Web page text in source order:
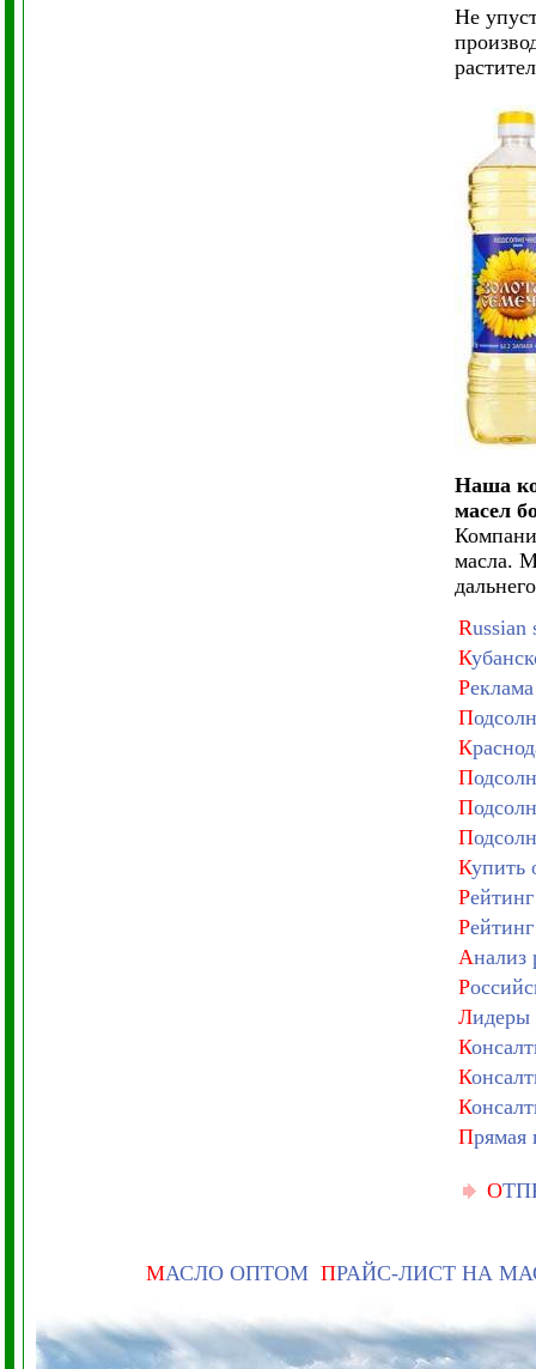
Не
Наша
масел
масла.
R
К
Р
П
К
П
П
П
Купить
Р
Р
Анализ
Р
Лидеры
К
К
К
Прямая
О
МАСЛО ОПТОМ ПРАЙС-ЛИСТ НА